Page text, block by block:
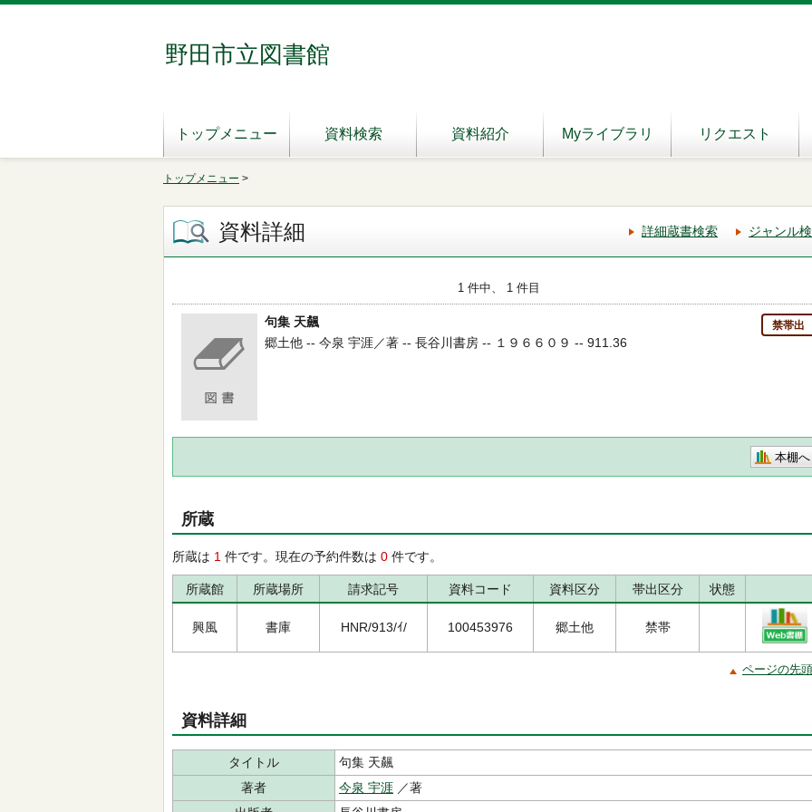
野田市立図書館
トップメニュー 資料検索 資料紹介 Myライブラリ リクエスト
トップメニュー >
資料詳細 詳細蔵書検索 ジャンル
1 件中、 1 件目
句集 天飆 禁帯出
郷土他 -- 今泉 宇涯／著 -- 長谷川書房 -- １９６６０９ -- 911.36
本棚へ
所蔵
所蔵は 1 件です。現在の予約件数は 0 件です。
所蔵館 所蔵場所 請求記号 資料コード 資料区分 帯出区分 状態
興風 書庫 HNR/913/ｲ/ 100453976 郷土他 禁帯
ページの先
資料詳細
タイトル
句集 天飆
著者
今泉 宇涯 ／著